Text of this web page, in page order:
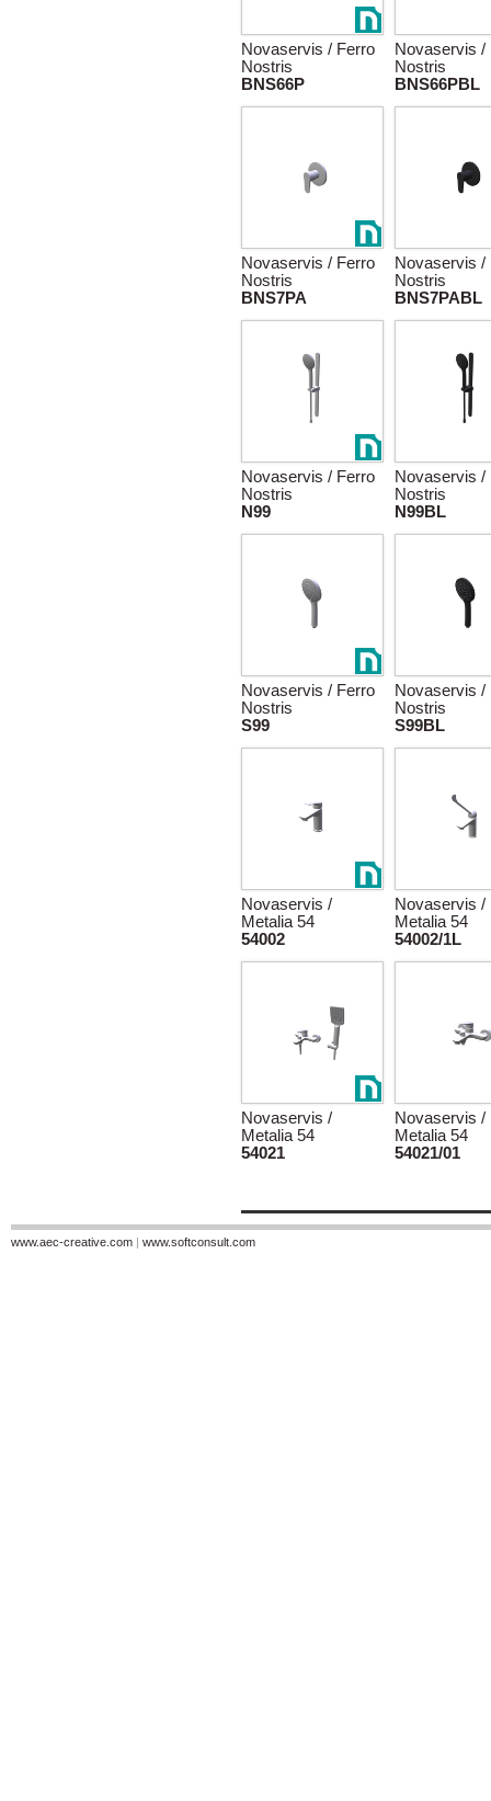
Novaservis / Ferro
Nostris
BNS66P
Novaservis /
Nostris
BNS66PBL
Novaservis / Ferro
Nostris
BNS7PA
Novaservis /
Nostris
BNS7PABL
Novaservis / Ferro
Nostris
N99
Novaservis /
Nostris
N99BL
Novaservis / Ferro
Nostris
S99
Novaservis /
Nostris
S99BL
Novaservis /
Metalia 54
54002
Novaservis /
Metalia 54
54002/1L
Novaservis /
Metalia 54
54021
Novaservis /
Metalia 54
54021/01
www.aec-creative.com | www.softconsult.com